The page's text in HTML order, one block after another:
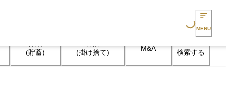
Loading...
MENU
(貯蓄)
(掛け捨て)
M&A 検索する